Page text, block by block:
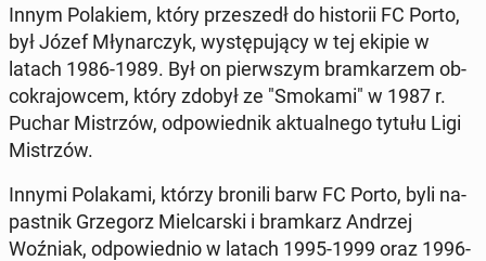
Innym Po­la­kiem, który prze­szedł do hi­sto­rii FC Porto,
był Józef Mły­nar­czyk, wy­stę­pu­ją­cy w tej ekipie w
latach 1986-1989. Był on pierw­szym bram­ka­rzem ob­
co­kra­jow­cem, który zdobył ze "Smokami" w 1987 r.
Puchar Mi­strzów, od­po­wied­nik ak­tu­al­ne­go tytułu Ligi
Mi­strzów.
Innymi Po­la­ka­mi, którzy bronili barw FC Porto, byli na­
past­nik Grze­gorz Miel­car­ski i bram­karz Andrzej
Woźniak, od­po­wied­nio w latach 1995-1999 oraz 1996-